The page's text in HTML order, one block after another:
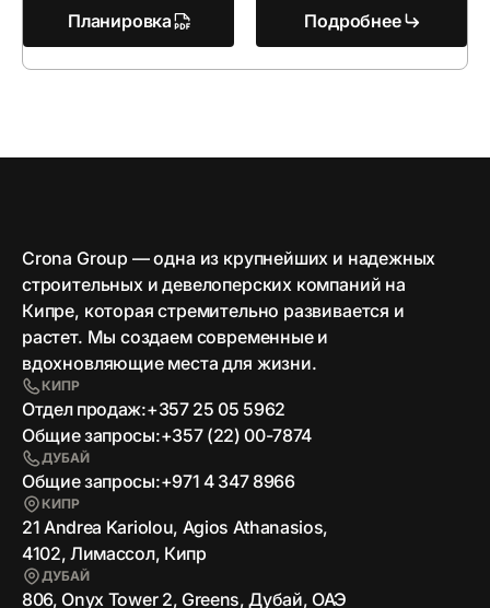
Планировка Подробнее
Crona Group — одна из крупнейших и надежных
строительных и девелоперских компаний на
Кипре, которая стремительно развивается и
растет. Мы создаем современные и
вдохновляющие места для жизни.
КИПР
Отдел продаж:+357 25 05 5962
Общие запросы:+357 (22) 00-7874
ДУБАЙ
Общие запросы:+971 4 347 8966
КИПР
21 Andrea Kariolou, Agios Athanasios,
4102, Лимассол, Кипр
ДУБАЙ
806, Onyx Tower 2, Greens, Дубай, ОАЭ